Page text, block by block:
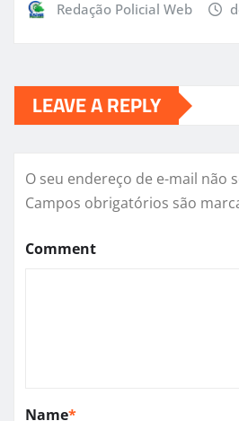
Redação Policial Web
LEAVE A REPLY
O seu endereço de e-mail não
Campos obrigatórios são
Comment
Name*